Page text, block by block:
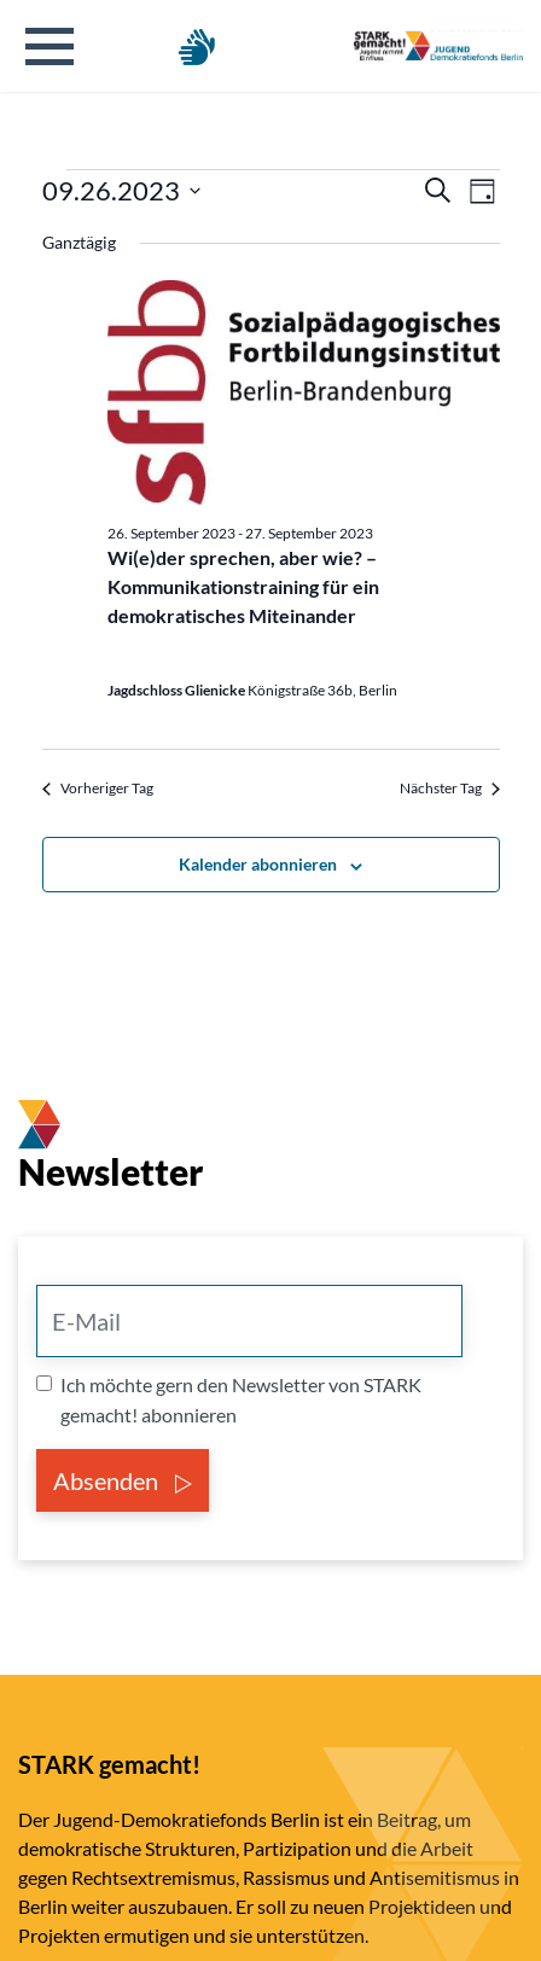
Veranstaltungen
für
September
2023
Suche
Suche
Tag
09.26.2023
wählen.
Ganztägig
Wi(e)der sprechen, aber wie? –
Kommunikationstraining für ein
demokratisches Miteinander
26. September 2023-27. September 2023
Jagdschloss Glienicke Königstraße 36b, Berlin
Vorheriger Tag Nächster Tag
Kalender abonnieren
Newsletter
Ich möchte gern den Newsletter von STARK
gemacht! abonnieren
Absenden
STARK gemacht!
Der Jugend-Demokratiefonds Berlin ist ein Beitrag, um
demokratische Strukturen, Partizipation und die Arbeit
gegen Rechtsextremismus, Rassismus und Antisemitismus in
Berlin weiter auszubauen. Er soll zu neuen Projektideen und
Projekten ermutigen und sie unterstützen.